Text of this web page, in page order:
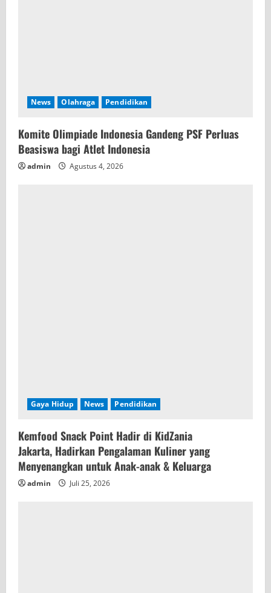
News Olahraga Pendidikan
Komite Olimpiade Indonesia Gandeng PSF Perluas
Beasiswa bagi Atlet Indonesia
admin Agustus 4, 2026
Gaya Hidup News Pendidikan
Kemfood Snack Point Hadir di KidZania
Jakarta, Hadirkan Pengalaman Kuliner yang
Menyenangkan untuk Anak-anak & Keluarga
admin Juli 25, 2026